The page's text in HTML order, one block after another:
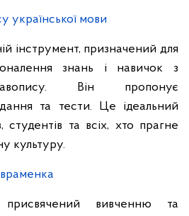
української мови
інструмент, призначений для
знань і навичок з
Він пропонує
та тести. Це ідеальний
студентів та всіх, хто прагне
культуру.
присвячений вивченню та